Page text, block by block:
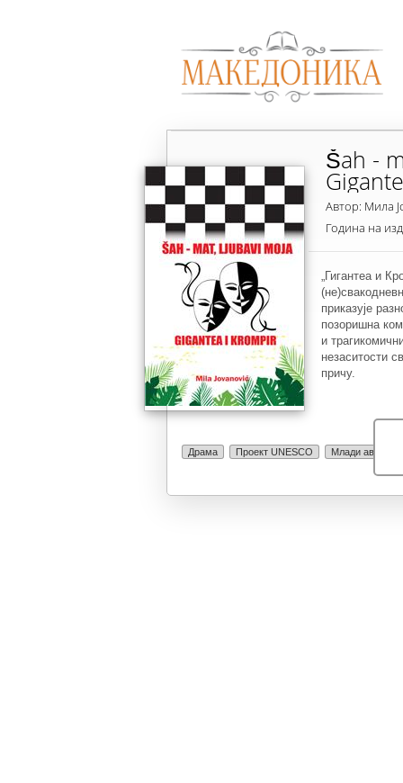
Драма Проект UNESCO Млади автори
Šah -
Автор: Мила
Година на
„Гигантеа и
приказује
позоришна
и
незаситости
причу.